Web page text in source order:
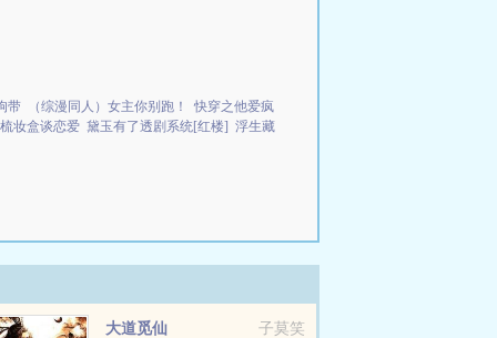
带 （综漫同人）女主你别跑！
快穿之他爱疯
妆盒谈恋爱 黛玉有了透剧系统[红楼] 浮生藏
子莫笑
大道觅仙